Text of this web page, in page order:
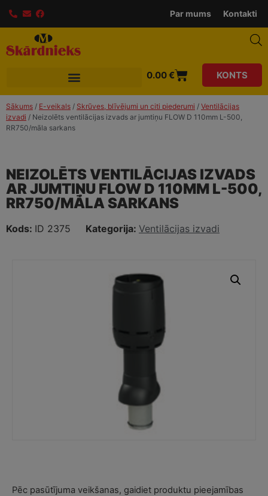
Par mums Kontakti
0.00€ KONTS
Sākums / E-veikals / Skrūves, blīvējumi un citi piederumi / Ventilācijas
izvadi / Neizolēts ventilācijas izvads ar jumtiņu FLOW D 110mm L-500,
RR750/māla sarkans
NEIZOLĒTS VENTILĀCIJAS IZVADS
AR JUMTIŅU FLOW D 110MM L-500,
RR750/MĀLA SARKANS
Kods: ID 2375 Kategorija: Ventilācijas izvadi
Pēc pasūtījuma veikšanas, gaidiet produktu pieejamības